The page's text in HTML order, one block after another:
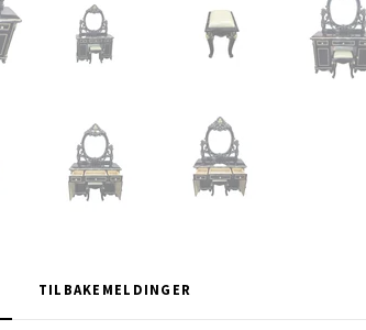
TILBAKEMELDINGER